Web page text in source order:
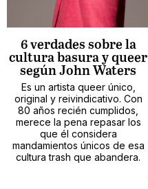
6 verdades sobre la
cultura basura y queer
según John Waters
Es un artista queer único,
original y reivindicativo. Con
80 años recién cumplidos,
merece la pena repasar los
que él considera
mandamientos únicos de esa
cultura trash que abandera.